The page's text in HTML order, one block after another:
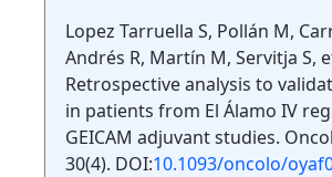
Lopez Tarruella S, Pollán M,
Andrés R, Martín M, Servitja S,
Retrospective analysis to
in patients from El Álamo IV
GEICAM adjuvant studies.
30(4). DOI:10.1093/oncolo/